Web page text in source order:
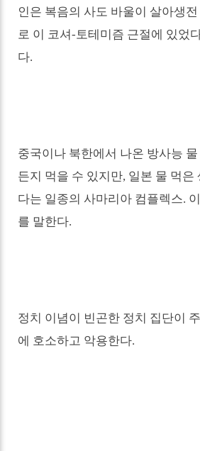
인은 복음의 사도 바울이 살아생
로 이 코셔-토테미즘 근절에 있었
다.
중국이나 북한에서 나온 방사능
든지 먹을 수 있지만, 일본 물 먹은
다는 일종의 사마리아 컴플렉스.
를 말한다.
정치 이념이 빈곤한 정치 집단이
에 호소하고 악용한다.